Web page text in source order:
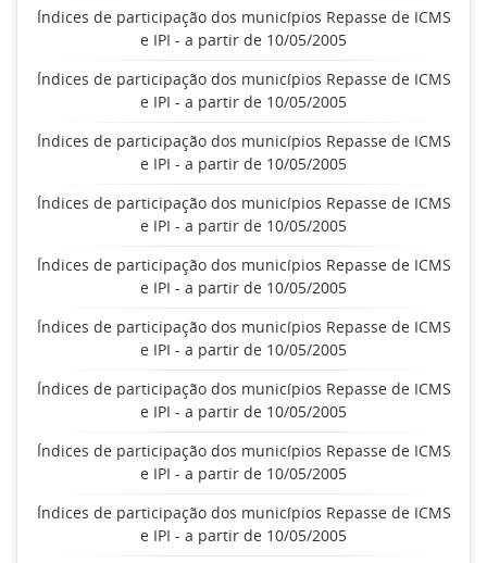
Índices de participação dos municípios Repasse de ICMS
e IPI - a partir de 10/05/2005
Índices de participação dos municípios Repasse de ICMS
e IPI - a partir de 10/05/2005
Índices de participação dos municípios Repasse de ICMS
e IPI - a partir de 10/05/2005
Índices de participação dos municípios Repasse de ICMS
e IPI - a partir de 10/05/2005
Índices de participação dos municípios Repasse de ICMS
e IPI - a partir de 10/05/2005
Índices de participação dos municípios Repasse de ICMS
e IPI - a partir de 10/05/2005
Índices de participação dos municípios Repasse de ICMS
e IPI - a partir de 10/05/2005
Índices de participação dos municípios Repasse de ICMS
e IPI - a partir de 10/05/2005
Índices de participação dos municípios Repasse de ICMS
e IPI - a partir de 10/05/2005